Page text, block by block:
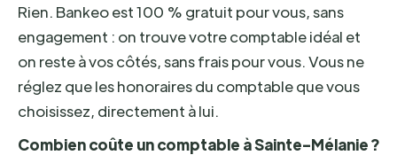
Rien. Bankeo est 100 % gratuit pour vous, sans
engagement : on trouve votre comptable idéal et
on reste à vos côtés, sans frais pour vous. Vous ne
réglez que les honoraires du comptable que vous
choisissez, directement à lui.
Combien coûte un comptable à Sainte-Mélanie ?